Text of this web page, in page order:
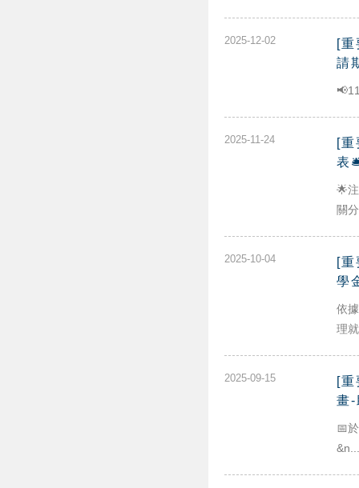
2025-12-02
[
請
2025-11-24
[
表
🌟
關
2025-10-04
[
學
依
理
2025-09-15
[
畫-
📅